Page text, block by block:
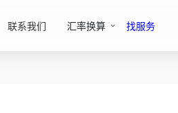
联系我们 汇率换算 找服务